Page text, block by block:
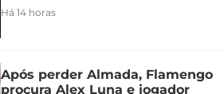
Há 14 horas
Após perder Almada, Flamengo
procura Alex Luna e jogador